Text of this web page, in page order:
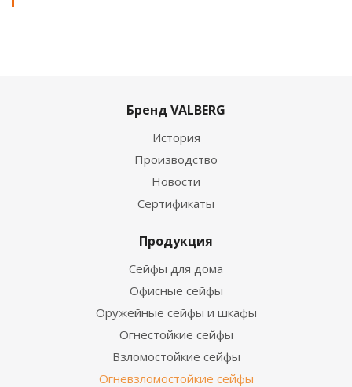
Бренд VALBERG
История
Производство
Новости
Сертификаты
Продукция
Сейфы для дома
Офисные сейфы
Оружейные сейфы и шкафы
Огнестойкие сейфы
Взломостойкие сейфы
Огневзломостойкие сейфы